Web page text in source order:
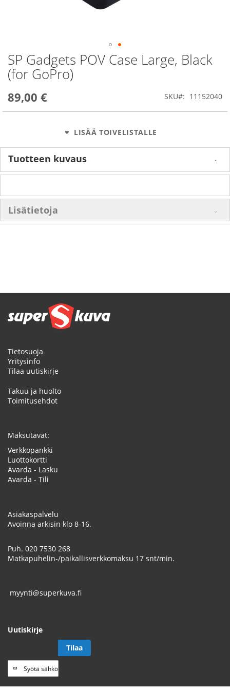
SP Gadgets POV Case Large, Black
(for GoPro)
89,00 € SKU 11152040
LISÄÄ TOIVELISTALLE
Skip
to
the
of
images
Tuotteen kuvaus
Lisätietoja
Tietosuoja
Yritysinfo
Tilaa uutiskirje
Takuu ja huolto
Toimitusehdot
Maksutavat:
Verkkopankki
Luottokortti
Avarda - Lasku
Avarda - Tili
Asiakaspalvelu
Avoinna arkisin klo 8-16.
Puh. 020 7530 268
Matkapuhelin-/paikallisverkkomaksu 17 snt/min.
myynti@superkuva.fi
Uutiskirje
Tilaa
uutiskirje
Tilaa